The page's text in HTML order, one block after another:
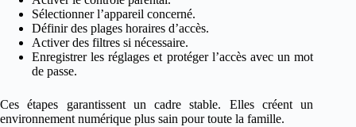
Sélectionner l’appareil concerné.
Définir des plages horaires d’accès.
Activer des filtres si nécessaire.
Enregistrer les réglages et protéger l’accès avec un mot
de passe.
Ces étapes garantissent un cadre stable. Elles créent un
environnement numérique plus sain pour toute la famille.